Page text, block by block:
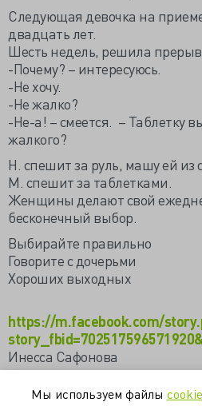
Следующая девочка на
двадцать лет.
Шесть недель, решила
-Почему? – интересуюсь.
-Не хочу.
-Не жалко?
-Не-а! – смеется. – Таблетку
жалкого?
Н. спешит за руль, машу ей из
М. спешит за таблетками.
Женщины делают свой
бесконечный выбор.
Выбирайте правильно
Говорите с дочерьми
Хороших выходных
https://m.facebook.com/
Инесса Сафонова
Мы используем файлы cookie